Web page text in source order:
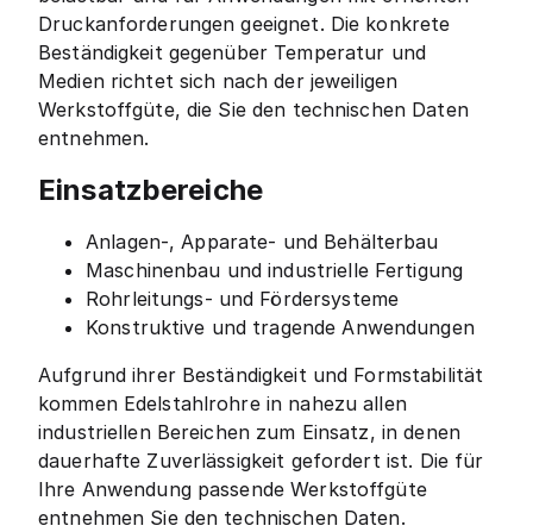
Druckanforderungen geeignet. Die konkrete
Beständigkeit gegenüber Temperatur und
Medien richtet sich nach der jeweiligen
Werkstoffgüte, die Sie den technischen Daten
entnehmen.
Einsatzbereiche
Anlagen-, Apparate- und Behälterbau
Maschinenbau und industrielle Fertigung
Rohrleitungs- und Fördersysteme
Konstruktive und tragende Anwendungen
Aufgrund ihrer Beständigkeit und Formstabilität
kommen Edelstahlrohre in nahezu allen
industriellen Bereichen zum Einsatz, in denen
dauerhafte Zuverlässigkeit gefordert ist. Die für
Ihre Anwendung passende Werkstoffgüte
entnehmen Sie den technischen Daten.